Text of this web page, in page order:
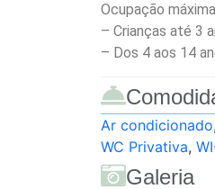
Ocupação
– Crianças até 3
– Dos 4 aos 14
Ar condicionado,
WC Privativa,
Galeria